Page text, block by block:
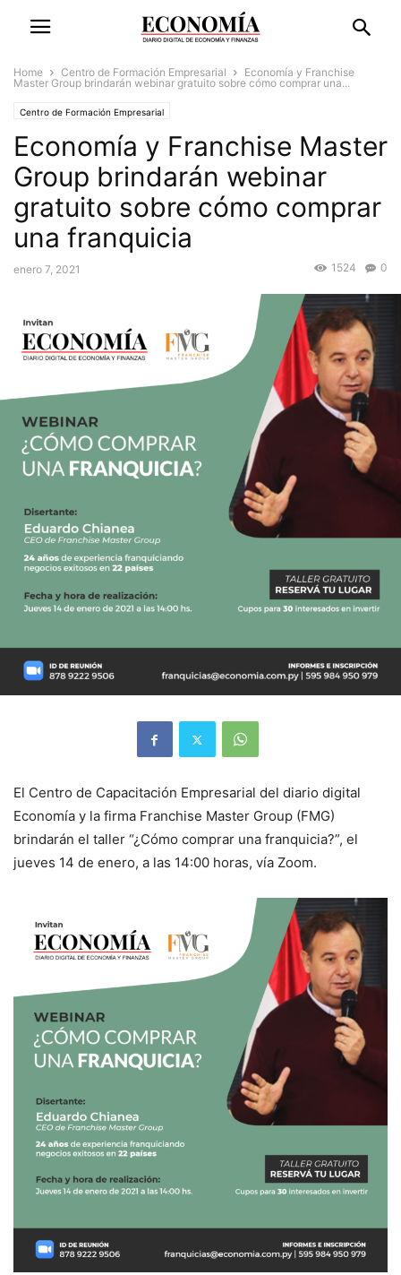
Home Centro de Formación Empresarial
Economía y Franchise
Master Group brindarán webinar gratuito sobre cómo comprar una...
Centro de Formación Empresarial
Marcas, franquicias y oportunidades de negocio
Economía y Franchise Master
Group brindarán webinar
gratuito sobre cómo comprar
una franquicia
enero 7, 2021 0
1524
El Centro de Capacitación Empresarial del diario digital
Economía y la firma Franchise Master Group (FMG)
brindarán el taller “¿Cómo comprar una franquicia?”, el
jueves 14 de enero, a las 14:00 horas, vía Zoom.